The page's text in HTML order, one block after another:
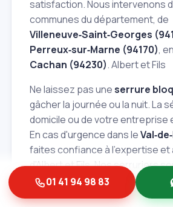
satisfaction. Nous intervenons
communes du département, de
Villeneuve‑Saint‑Georges
Perreux‑sur‑Marne (94170),
Cachan (94230). Albert et Fils
Ne laissez pas uneserrure
gâcher la journée ou la nuit. La
domicile ou de votre entreprise
En cas d'urgence dans le
faites confiance à l'expertise et
d'Albert et Fils. Nos serruriers
intervenir24h/7jpour
réparer les dégâts ou procéder à
01 41 94 98 83